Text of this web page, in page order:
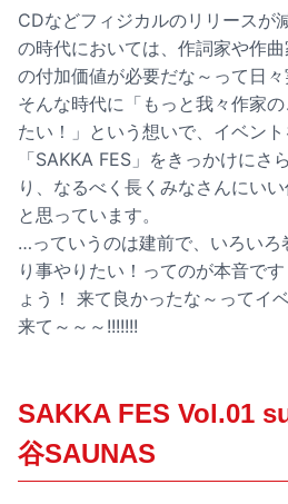
CDなどフィジカルのリリースが
の時代においては、作詞家や作
の付加価値が必要だな～って日々
そんな時代に「もっと我々作家
たい！」という想いで、イベント
「SAKKA FES」をきっかけにさ
り、なるべく長くみなさんにい
と思っています。
…っていうのは建前で、いろいろ
り事やりたい！ってのが本音で
ょう！ 来て良かったな～ってイ
来て～～～!!!!!!!
SAKKA FES Vol.01
谷SAUNAS